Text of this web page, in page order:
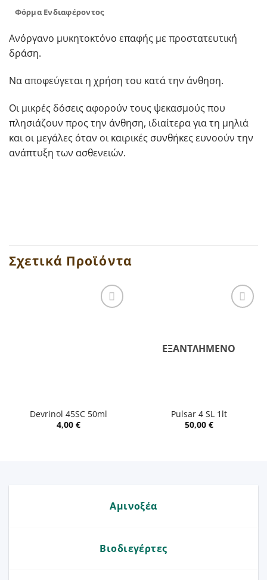
Φόρμα Ενδιαφέροντος
Ανόργανο μυκητοκτόνο επαφής με προστατευτική
δράση.
Να αποφεύγεται η χρήση του κατά την άνθηση.
Οι μικρές δόσεις αφορούν τους ψεκασμούς που
πλησιάζουν προς την άνθηση, ιδιαίτερα για τη μηλιά
και οι μεγάλες όταν οι καιρικές συνθήκες ευνοούν την
ανάπτυξη των ασθενειών.
Σχετικά Προϊόντα
Devrinol 45SC 50ml
4,00 €
ΕΞΑΝΤΛΗΜΈΝΟ
Pulsar 4 SL 1lt
50,00 €
Αμινοξέα
Βιοδιεγέρτες